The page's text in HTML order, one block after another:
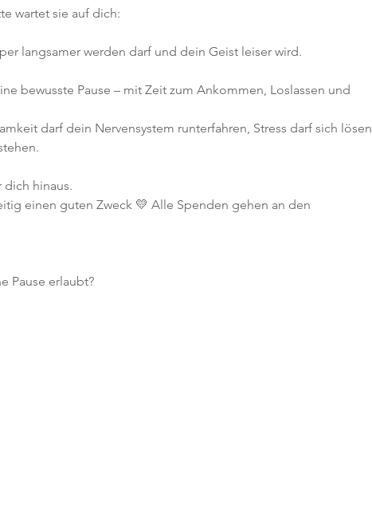
wartet sie auf dich:
langsamer werden darf und dein Geist leiser wird.
bewusste Pause – mit Zeit zum Ankommen, Loslassen und
darf dein Nervensystem runterfahren, Stress darf sich lösen
dich hinaus.
einen guten Zweck 💛 Alle Spenden gehen an den
Pause erlaubt?